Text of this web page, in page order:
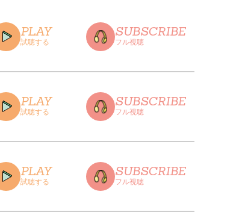
PLAY
試聴する
SUBSCRIBE
フル視聴
CLOSE
PLAY
試聴する
SUBSCRIBE
フル視聴
CLOSE
PLAY
試聴する
SUBSCRIBE
フル視聴